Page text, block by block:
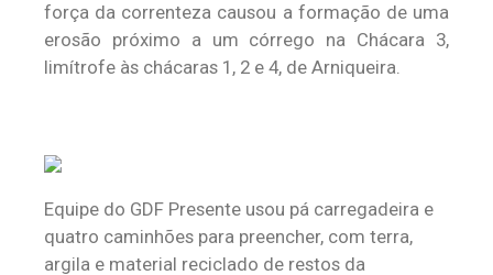
força da correnteza causou a formação de uma
erosão próximo a um córrego na Chácara 3,
limítrofe às chácaras 1, 2 e 4, de Arniqueira.
Equipe do GDF Presente usou pá carregadeira e
quatro caminhões para preencher, com terra,
argila e material reciclado de restos da